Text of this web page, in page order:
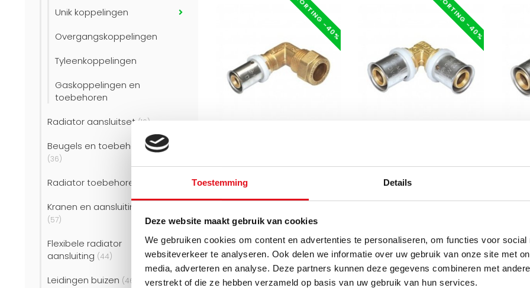
Toestemming Details
Deze website maakt gebruik van cookies
We gebruiken cookies om content en advertenties te personaliseren, om functies voor social
websiteverkeer te analyseren. Ook delen we informatie over uw gebruik van onze site met
media, adverteren en analyse. Deze partners kunnen deze gegevens combineren met
verstrekt of die ze hebben verzameld op basis van uw gebruik van hun services.
Unik koppelingen
Overgangskoppelingen
Tyleenkoppelingen
Gaskoppelingen en
toebehoren
Radiator aansluitset (19)
Beugels en toebehoren
(36)
Radiator toebehoren
Kranen en aansluitingen
(57)
Flexibele radiator
aansluiting (44)
Leidingen buizen (46)
KORTING -40%
Kniekoppeling 90 graden
Kniekoppeling 90 graden
pers 16x2 - 15mm kopere
Direct leverbaar
€10,88 €6,53
KORTING -40%
Persknie 90 graden 26mm x 3
3 KIWA gekeurd
Direct leverbaar
€11,09 €6,65
pers
Direct
€13,67